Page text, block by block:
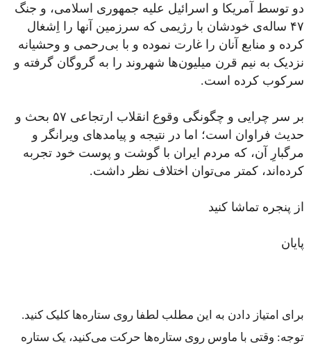
دو توسط آمریکا و اسرائیل علیه جمهوری اسلامی، و جنگ
۴۷ ساله‌ی خودشان با رژیمی که سرزمین آنها را اِشغال
کرده و منابع آنان را غارت نموده و با بی‌رحمی و وحشیانه
نزدیک به نیم قرن میلیون‌ها شهروند را به گروگان گرفته و
سرکوب کرده است.
بر سر چرایی و چگونگی وقوع انقلاب ارتجاعی ۵۷ بحث و
حدیث فراوان است؛ اما در نتیجه و پیامدهای ویرانگر و
مرگبارِ آن، که مردم ایران با گوشت و پوست خود تجربه
کرده‌اند، کمتر می‌توان اختلاف نظر داشت.
از پنجره تماشا کنید
پایان
برای امتیاز دادن به این مطلب لطفا روی ستاره‌ها کلیک کنید.
توجه: وقتی با ماوس روی ستاره‌ها حرکت می‌کنید، یک ستاره